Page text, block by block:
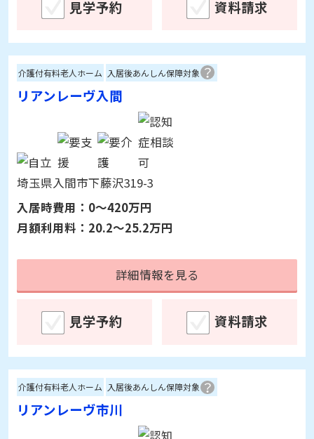
入居時費用：0～360万円
介護付有料老人ホーム 入居後あんしん保障対象
リアンレーヴ入間
埼玉県入間市下藤沢319-3
0～420万円